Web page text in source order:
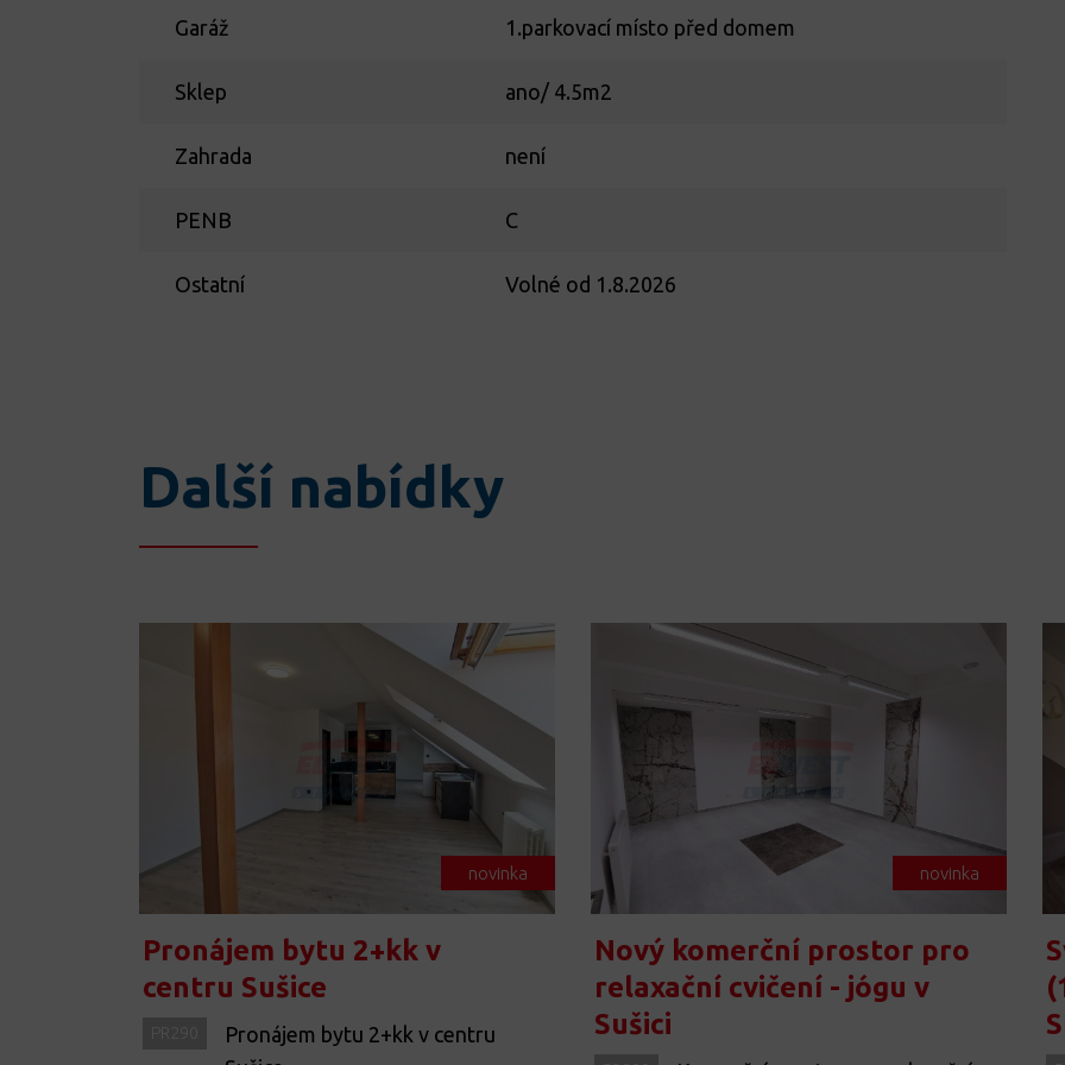
Garáž 1.parkovací místo před domem
Sklep ano/ 4.5m2
Zahrada není
PENB C
Ostatní Volné od 1.8.2026
Další nabídky
novinka
Pronájem bytu 2+kk v
centru Sušice
Pronájem bytu 2+kk v centru
novinka
Nový komerční prostor pro
relaxační cvičení - jógu v
Sušici